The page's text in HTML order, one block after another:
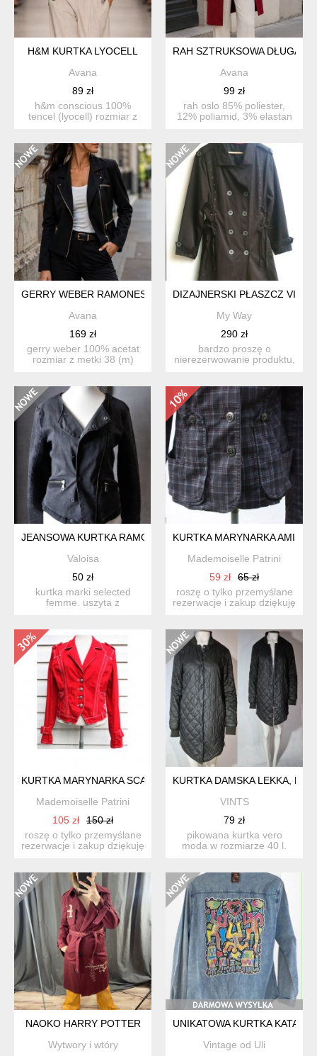
H&M KURTKA LYOCELL
Avana
89 zł
h&m conscious 100%
tencel (lyocell) rozmiar z
RAH SZTRUKSOWA DŁUGA
Avana
99 zł
rah oslo 85% poliester,
12% poliamid, 3% elastan
GERRY WEBER RAMONESKA Z ACETATU
Avana
169 zł
gerry weber 100% acetat
rozmiar z metki 38 (m)
DIZAJNERSKI PŁASZCZ
My Way
290 zł
bardzo proszę o
nierezerwowanie produktu,
JEANSOWA KURTKA RAMONESKA ROCK XS S
Valoisa
50 zł
kurtka marki selected
femme. uszyta z
KURTKA MARYNARKA AMISU
Mademoiselle Patrini
59 zł
65 zł
roszę o tylko przemyślane
rezerwacje i zakup dziękuję
KURTKA MARYNARKA SCARVA
Mademoiselle Patrini
105 zł
150 zł
roszę o tylko przemyślane
rezerwacje i zakup dziękuję
KURTKA DAMSKA LEKKA,
VINTS
79 zł
pikowana kurtka vero
moda w rozmiarze 40 l.
NAOKO HARRY POTTER
Wytwory i wtóry
UNIKATOWA KURTKA
Vintage od Uli